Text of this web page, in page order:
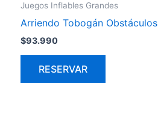
Juegos Inflables Grandes
Arriendo Tobogán Obstáculos
$93.990
RESERVAR